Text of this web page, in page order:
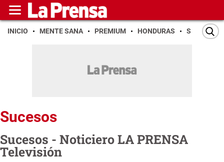
INICIO MENTE SANA PREMIUM HONDURAS SAN PEDRO
Sucesos
Sucesos - Noticiero LA PRENSA
Televisión